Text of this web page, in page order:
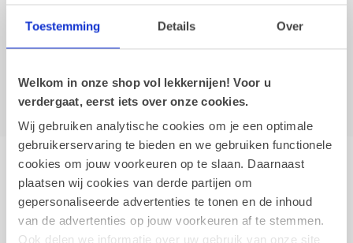
Toestemming Details Over
Welkom in onze shop vol lekkernijen! Voor u
verdergaat, eerst iets over onze cookies.
Wij gebruiken analytische cookies om je een optimale
gebruikerservaring te bieden en we gebruiken functionele
cookies om jouw voorkeuren op te slaan. Daarnaast
plaatsen wij cookies van derde partijen om
gepersonaliseerde advertenties te tonen en de inhoud
van de advertenties op jouw voorkeuren af te stemmen.
Ook delen we informatie over uw gebruik van onze site
Unsere Geschäfte Ansehen
Leonidas Online-Shop
Belgische Pralinen und Delikatessen in ganz Europa nach Hause
geliefert.